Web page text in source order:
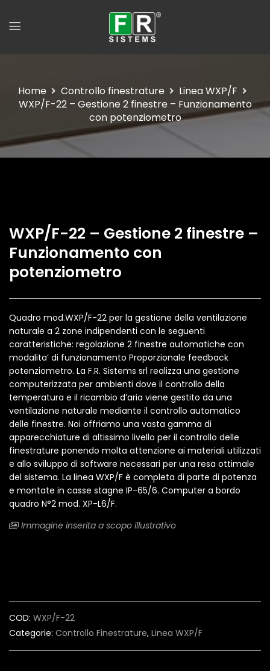
Home Controllo finestrature
Linea WXP/F
WXP/F-22 – Gestione 2 finestre – Funzionamento
con potenziometro
WXP/F-22 – Gestione 2 finestre –
Funzionamento con
potenziometro
Quadro mod.WXP/F-22 per la gestione della ventilazione
naturale a 2 zone indipendenti con le seguenti
caratteristiche: regolazione 2 finestre automatiche con
modalita’ di funzionamento Proporzionale feedback
potenziometro. La F.R. Sistems srl realizza una gestione
computerizzata per ambienti dove il controllo della
temperatura e il ricambio d’aria viene gestito da una
ventilazione naturale mediante il controllo automatico
delle finestre. Noi offriamo una vasta gamma di
apparecchiature di altissimo livello per il controllo delle
finestrature ponendo molta attenzione ai materiali utilizzati
e allo sviluppo di software necessari per una resa ottimale
del sistema. La linea WXP/F è completa di parte di potenza
e montate in casse stagne IP-65/6. Computer a bordo
quadro N°2 mod. XP-L6/F.
Immagine inserita a scopo illustrativo
COD: WXP/F-22
Categorie: Controllo Finestrature, Linea WXP/F